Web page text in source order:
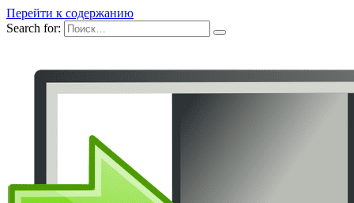
Перейти к содержанию
Search for: